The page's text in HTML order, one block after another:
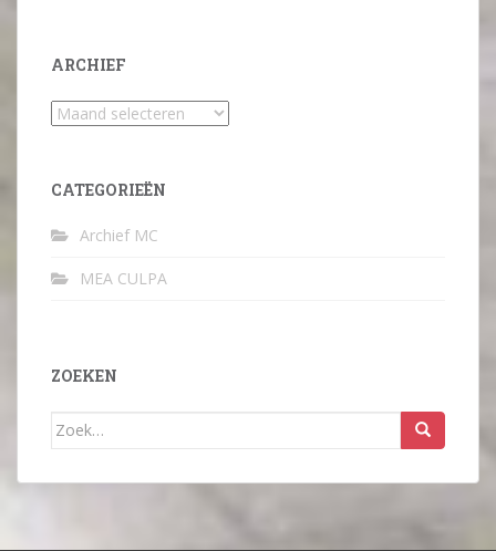
ARCHIEF
Archief
CATEGORIEËN
Archief MC
MEA CULPA
ZOEKEN
Zoek